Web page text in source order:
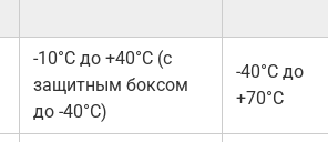
-10°C до +40°C (с
защитным боксом
до -40°C)
-40°C до
+70°C